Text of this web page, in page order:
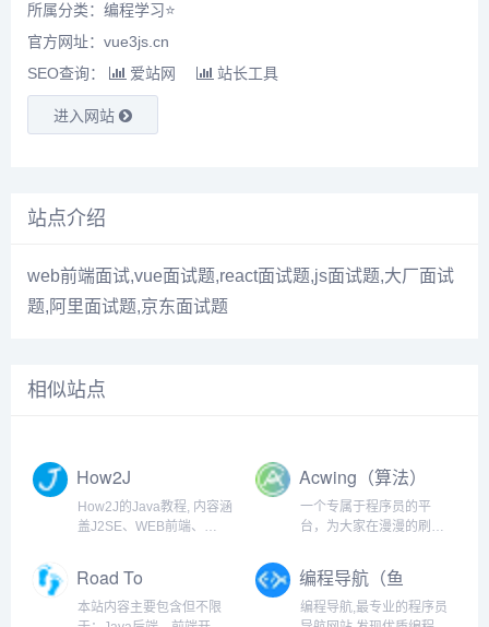
所属分类： 编程学习⭐
官方网址：vue3js.cn
SEO查询：
爱站网 站长工具
进入网站
站点介绍
web前端面试,vue面试题,react面试题,js面试题,大厂面试
题,阿里面试题,京东面试题
相似站点
How2J
How2J的Java教程, 内容涵
盖J2SE、WEB前端、
和视频讲解的学习方式为
Java职业生涯打下坚实的
Acwing（算法）
一个专属于程序员的平
台，为大家在漫漫的刷题
答
Road To
Coding（程序
本站内容主要包含但不限
编程导航（鱼
皮）
编程导航,最专业的程序员